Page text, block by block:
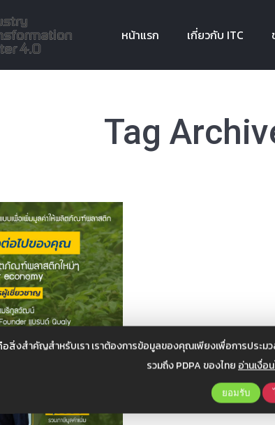
สิ่งสำคัญสำหรับเรา เราต้องการข้อมูลของคุณเพียงเพื่อการประม
รวมถึง PDPA ของไทยอ่านเงื่อ
ยอมรับ
หน้าแรก เกี่ยวกับ ITC
Tag
เกี่ยวกับ ITC